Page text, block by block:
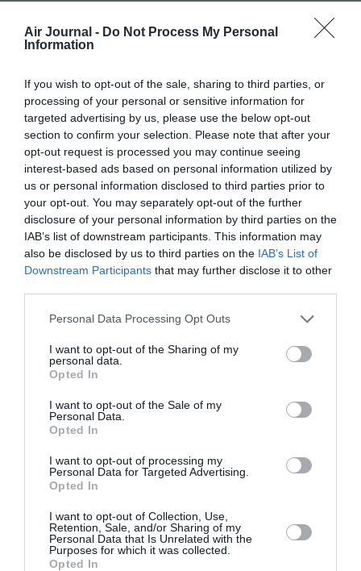
Air Journal - Do Not Process My Personal
Information
If you wish to opt-out of the sale, sharing to third parties, or
processing of your personal or sensitive information for
targeted advertising by us, please use the below opt-out
section to confirm your selection. Please note that after your
opt-out request is processed you may continue seeing
interest-based ads based on personal information utilized by
us or personal information disclosed to third parties prior to
your opt-out. You may separately opt-out of the further
disclosure of your personal information by third parties on the
IAB’s list of downstream participants. This information may
also be disclosed by us to third parties on the IAB’s List of
Downstream Participants that may further disclose it to other
Personal Data Processing Opt Outs
I want to opt-out of the Sharing of my
personal data.
Opted In
I want to opt-out of the Sale of my
Personal Data.
Opted In
I want to opt-out of processing my
Personal Data for Targeted Advertising.
Opted In
I want to opt-out of Collection, Use,
Retention, Sale, and/or Sharing of my
Personal Data that Is Unrelated with the
Purposes for which it was collected.
Opted In
FacebookTwitterPinterestLinkedInEmail Print
Aucun commentaire !
LAISSER UN COMMENTAIRE
FAIRE UN DON
Appel aux lecteurs !
Soutenez Air Journal participez
développement !
NOUS SOUTENIR